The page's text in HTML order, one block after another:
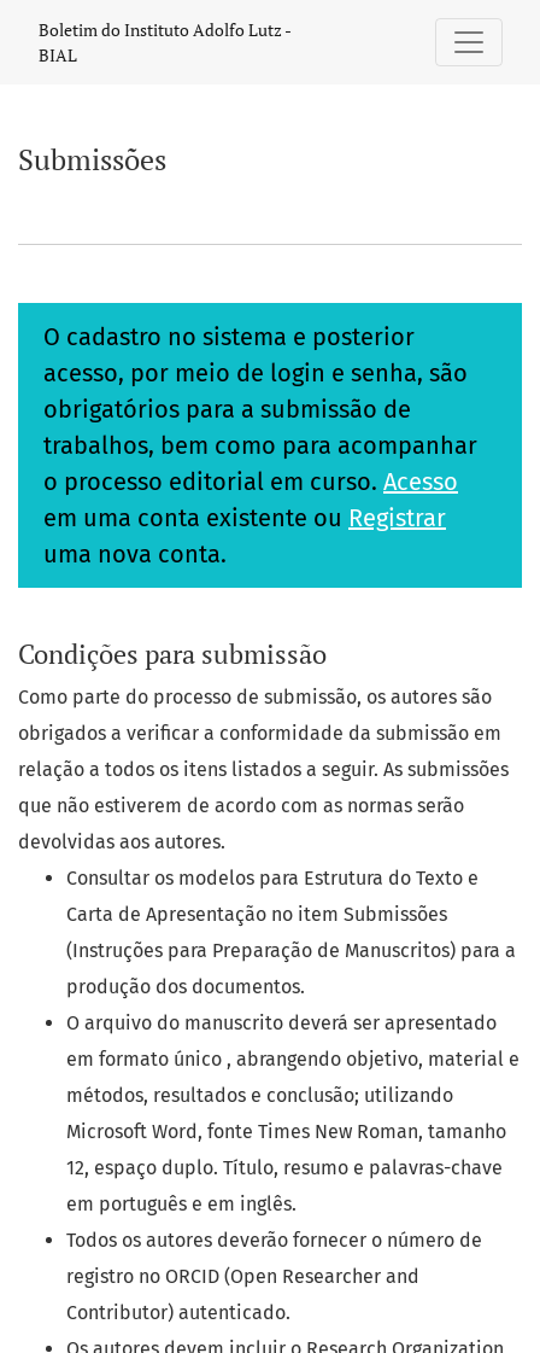
Boletim do Instituto Adolfo Lutz -
BIAL
Submissões
O cadastro no sistema e posterior
acesso, por meio de login e senha, são
obrigatórios para a submissão de
trabalhos, bem como para acompanhar
o processo editorial em curso. Acesso
em uma conta existente ou Registrar
uma nova conta.
Condições para submissão
Como parte do processo de submissão, os autores são
obrigados a verificar a conformidade da submissão em
relação a todos os itens listados a seguir. As submissões
que não estiverem de acordo com as normas serão
devolvidas aos autores.
Consultar os modelos para Estrutura do Texto e
Carta de Apresentação no item Submissões
(Instruções para Preparação de Manuscritos) para a
produção dos documentos.
O arquivo do manuscrito deverá ser apresentado
em formato único , abrangendo objetivo, material e
métodos, resultados e conclusão; utilizando
Microsoft Word, fonte Times New Roman, tamanho
12, espaço duplo. Título, resumo e palavras-chave
em português e em inglês.
Todos os autores deverão fornecer o número de
registro no ORCID (Open Researcher and
Contributor) autenticado.